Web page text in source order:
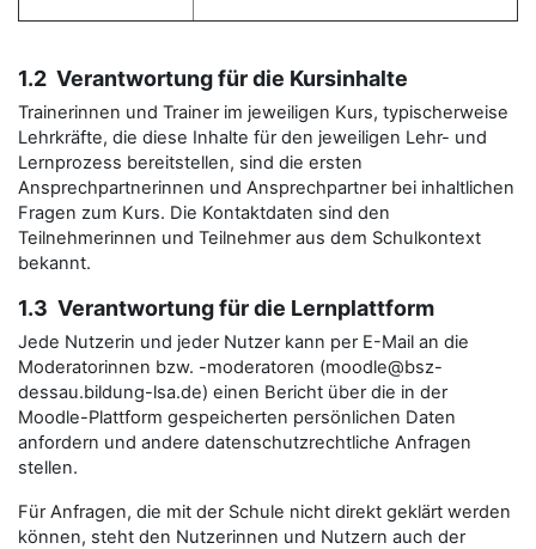
1.2 Verantwortung für die Kursinhalte
Trainerinnen und Trainer im jeweiligen Kurs, typischerweise
Lehrkräfte, die diese Inhalte für den jeweiligen Lehr- und
Lernprozess bereitstellen, sind die ersten
Ansprechpartnerinnen und Ansprechpartner bei inhaltlichen
Fragen zum Kurs. Die Kontaktdaten sind den
Teilnehmerinnen und Teilnehmer aus dem Schulkontext
bekannt.
1.3 Verantwortung für die Lernplattform
Jede Nutzerin und jeder Nutzer kann per E-Mail an die
Moderatorinnen bzw. -moderatoren (moodle@bsz-
dessau.bildung-lsa.de) einen Bericht über die in der
Moodle-Plattform gespeicherten persönlichen Daten
anfordern und andere datenschutzrechtliche Anfragen
stellen.
Für Anfragen, die mit der Schule nicht direkt geklärt werden
können, steht den Nutzerinnen und Nutzern auch der